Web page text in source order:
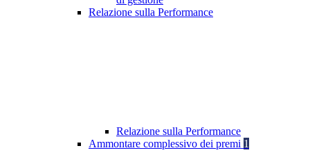
Relazione sulla Performance
Relazione sulla Performance
Ammontare complessivo dei premi 1